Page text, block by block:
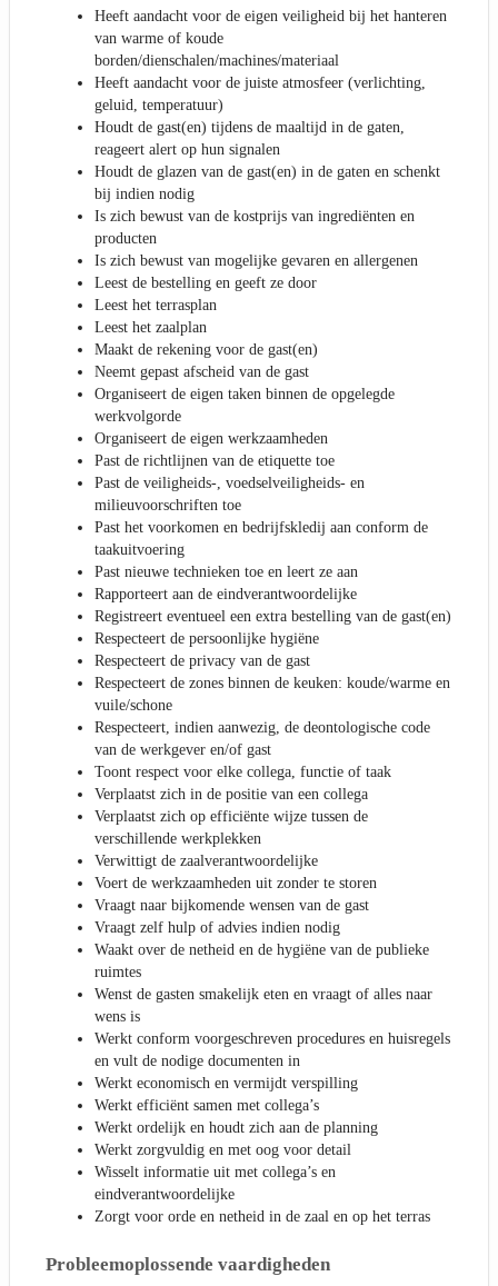
Heeft aandacht voor de eigen veiligheid bij het hanteren
van warme of koude
borden/dienschalen/machines/materiaal
Heeft aandacht voor de juiste atmosfeer (verlichting,
geluid, temperatuur)
Houdt de gast(en) tijdens de maaltijd in de gaten,
reageert alert op hun signalen
Houdt de glazen van de gast(en) in de gaten en schenkt
bij indien nodig
Is zich bewust van de kostprijs van ingrediënten en
producten
Is zich bewust van mogelijke gevaren en allergenen
Leest de bestelling en geeft ze door
Leest het terrasplan
Leest het zaalplan
Maakt de rekening voor de gast(en)
Neemt gepast afscheid van de gast
Organiseert de eigen taken binnen de opgelegde
werkvolgorde
Organiseert de eigen werkzaamheden
Past de richtlijnen van de etiquette toe
Past de veiligheids-, voedselveiligheids- en
milieuvoorschriften toe
Past het voorkomen en bedrijfskledij aan conform de
taakuitvoering
Past nieuwe technieken toe en leert ze aan
Rapporteert aan de eindverantwoordelijke
Registreert eventueel een extra bestelling van de gast(en)
Respecteert de persoonlijke hygiëne
Respecteert de privacy van de gast
Respecteert de zones binnen de keuken: koude/warme en
vuile/schone
Respecteert, indien aanwezig, de deontologische code
van de werkgever en/of gast
Toont respect voor elke collega, functie of taak
Verplaatst zich in de positie van een collega
Verplaatst zich op efficiënte wijze tussen de
verschillende werkplekken
Verwittigt de zaalverantwoordelijke
Voert de werkzaamheden uit zonder te storen
Vraagt naar bijkomende wensen van de gast
Vraagt zelf hulp of advies indien nodig
Waakt over de netheid en de hygiëne van de publieke
ruimtes
Wenst de gasten smakelijk eten en vraagt of alles naar
wens is
Werkt conform voorgeschreven procedures en huisregels
en vult de nodige documenten in
Werkt economisch en vermijdt verspilling
Werkt efficiënt samen met collega’s
Werkt ordelijk en houdt zich aan de planning
Werkt zorgvuldig en met oog voor detail
Wisselt informatie uit met collega’s en
eindverantwoordelijke
Zorgt voor orde en netheid in de zaal en op het terras
Probleemoplossende vaardigheden